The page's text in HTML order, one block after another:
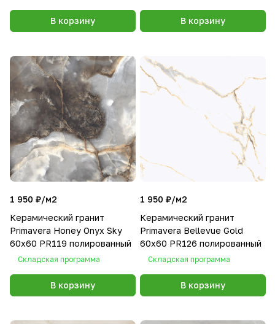
В корзину В корзину
1 950 ₽/м2
Керамический гранит
Primavera Honey Onyx Sky
60х60 PR119 полированный
Складская программа
В корзину
1 950 ₽/м2
Керамический гранит
Primavera Bellevue Gold
60х60 PR126 полированный
Складская программа
В корзину